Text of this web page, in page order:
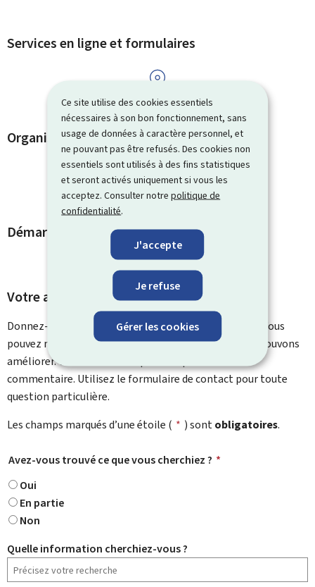
Ce site utilise des cookies essentiels
nécessaires à son bon fonctionnement, sans
usage de données à caractère personnel, et
ne pouvant pas être refusés. Des cookies non
essentiels sont utilisés à des fins statistiques
et seront activés uniquement si vous les
acceptez. Consulter notrepolitique de
confidentialité.
J'accepte
Je refuse
Gérer les cookies
Services en ligne et formulaires
Organismes de contact
Démarches et liens associés
Votre avis nous intéresse
Donnez-nous votre avis sur le contenu de cette page. Vous
pouvez nous laisser un commentaire sur ce que nous pouvons
améliorer. Vous ne recevrez pas de réponse à votre
commentaire. Utilisez le formulaire de contact pour toute
question particulière.
Les champs marqués d’une étoile ( * ) sontobligatoires.
Avez-vous trouvé ce que vous cherchiez ? *
Oui
En partie
Non
Quelle information cherchiez-vous ?